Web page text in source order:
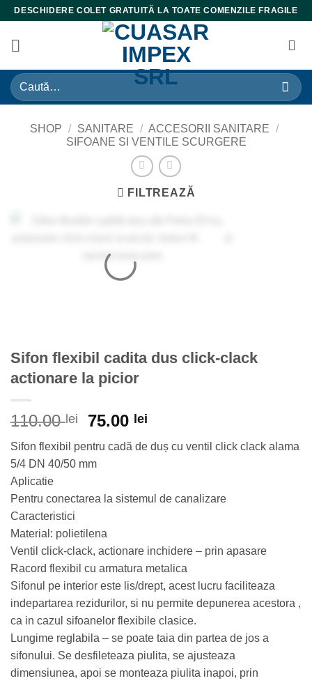
Skip
content
DESCHIDERE COLET GRATUITĂ LA TOATE COMENZILE FRAGILE
Caută
după:
SHOP / SANITARE / ACCESORII SANITARE /
SIFOANE SI VENTILE SCURGERE
FILTREAZĂ
Sifon flexibil cadita dus click-clack
actionare la picior
110.00 lei
Prețul
a
fost:
75.00 lei
este:
Sifon flexibil pentru cadă de duș cu ventil click clack alama
5/4 DN 40/50 mm
Aplicatie
Pentru conectarea la sistemul de canalizare
Caracteristici
Material: polietilena
Ventil click-clack, actionare inchidere – prin apasare
Racord flexibil cu armatura metalica
Sifonul pe interior este lis/drept, acest lucru faciliteaza
indepartarea rezidurilor, si nu permite depunerea acestora ,
ca in cazul sifoanelor flexibile clasice.
Lungime reglabila – se poate taia din partea de jos a
sifonului. Se desfileteaza piulita, se ajusteaza
dimensiunea, apoi se monteaza piulita inapoi, prin